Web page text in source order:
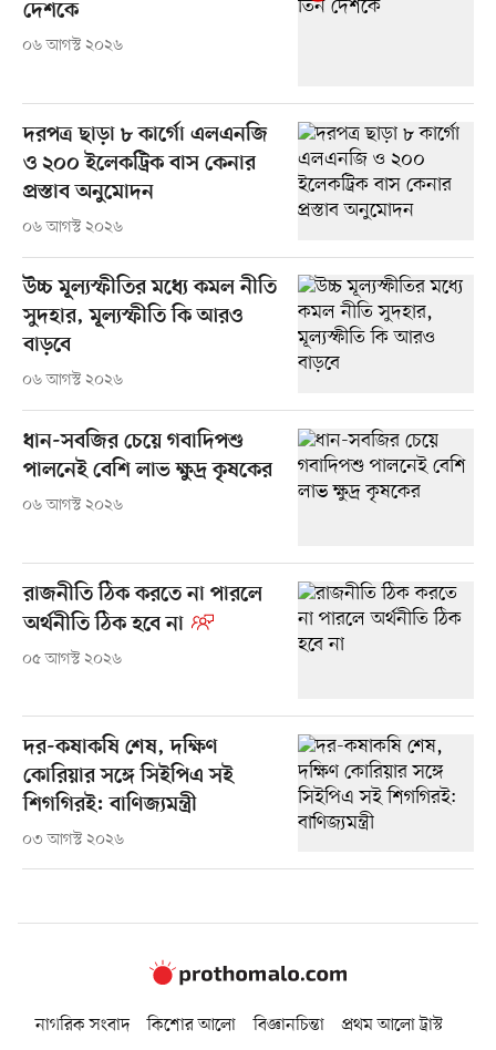
দেশকে
০৬ আগস্ট ২০২৬
দরপত্র ছাড়া ৮ কার্গো এলএনজি
ও ২০০ ইলেকট্রিক বাস কেনার
প্রস্তাব অনুমোদন
০৬ আগস্ট ২০২৬
উচ্চ মূল্যস্ফীতির মধ্যে কমল নীতি
সুদহার, মূল্যস্ফীতি কি আরও
বাড়বে
০৬ আগস্ট ২০২৬
ধান-সবজির চেয়ে গবাদিপশু
পালনেই বেশি লাভ ক্ষুদ্র কৃষকের
০৬ আগস্ট ২০২৬
রাজনীতি ঠিক করতে না পারলে
অর্থনীতি ঠিক হবে না
০৫ আগস্ট ২০২৬
দর-কষাকষি শেষ, দক্ষিণ
কোরিয়ার সঙ্গে সিইপিএ সই
শিগগিরই: বাণিজ্যমন্ত্রী
০৩ আগস্ট ২০২৬
নাগরিক সংবাদ কিশোর আলো বিজ্ঞানচিন্তা
প্রথম আলো ট্রাস্ট